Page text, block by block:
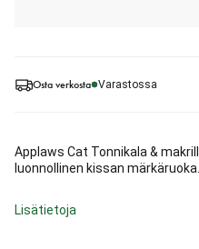
Osta verkosta Varastossa
Applaws Cat Tonnikala &
luonnollinen kissan märkäruoka.
Lisätietoja